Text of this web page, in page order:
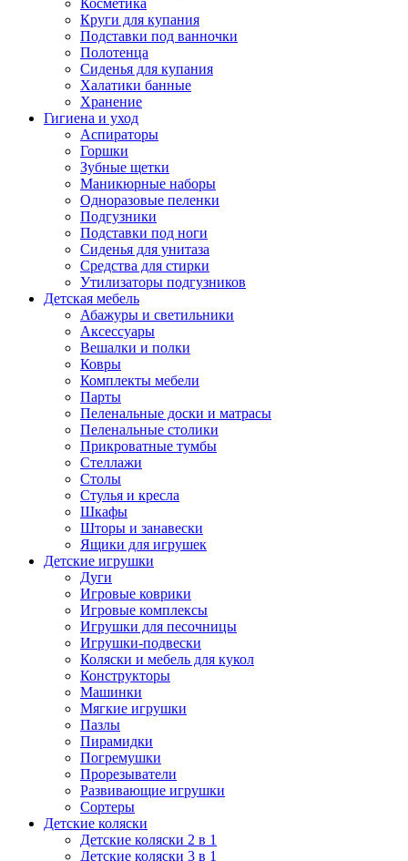
Косметика
Круги для купания
Подставки под ванночки
Полотенца
Сиденья для купания
Халатики банные
Хранение
Гигиена и уход
Аспираторы
Горшки
Зубные щетки
Маникюрные наборы
Одноразовые пеленки
Подгузники
Подставки под ноги
Сиденья для унитаза
Средства для стирки
Утилизаторы подгузников
Детская мебель
Абажуры и светильники
Аксессуары
Вешалки и полки
Ковры
Комплекты мебели
Парты
Пеленальные доски и матрасы
Пеленальные столики
Прикроватные тумбы
Стеллажи
Столы
Стулья и кресла
Шкафы
Шторы и занавески
Ящики для игрушек
Детские игрушки
Дуги
Игровые коврики
Игровые комплексы
Игрушки для песочницы
Игрушки-подвески
Коляски и мебель для кукол
Конструкторы
Машинки
Мягкие игрушки
Пазлы
Пирамидки
Погремушки
Прорезыватели
Развивающие игрушки
Сортеры
Детские коляски
Детские коляски 2 в 1
Детские коляски 3 в 1